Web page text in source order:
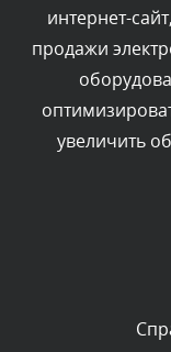
Текст
Текст
Текст
интернет-
продажи
увеличить